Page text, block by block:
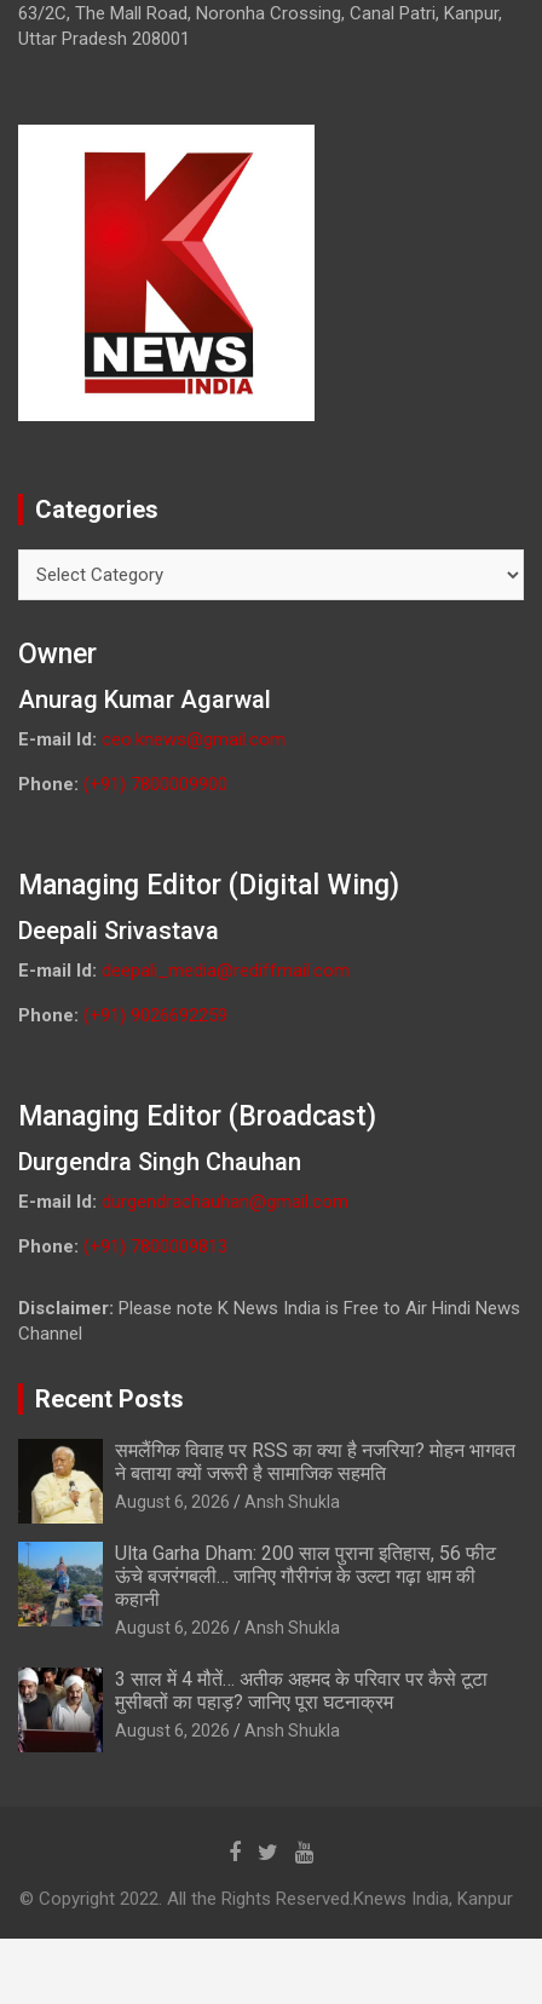
63/2C, The Mall Road, Noronha Crossing, Canal Patri, Kanpur,
Uttar Pradesh 208001
Categories
Owner
Anurag Kumar Agarwal
E-mail Id: ceo.knews@gmail.com
Phone: (+91) 7800009900
Managing Editor (Digital Wing)
Deepali Srivastava
E-mail Id: deepali_media@rediffmail.com
Phone: (+91) 9026692259
Managing Editor (Broadcast)
Durgendra Singh Chauhan
E-mail Id: durgendrachauhan@gmail.com
Phone: (+91) 7800009813
Disclaimer: Please note K News India is Free to Air Hindi News
Channel
Recent Posts
समलैंगिक विवाह पर RSS का क्या है नजरिया? मोहन भागवत
ने बताया क्यों जरूरी है सामाजिक सहमति
August 6, 2026 Ansh Shukla
Ulta Garha Dham: 200 साल पुराना इतिहास, 56 फीट
ऊंचे बजरंगबली… जानिए गौरीगंज के उल्टा गढ़ा धाम की
कहानी
August 6, 2026 Ansh Shukla
3 साल में 4 मौतें… अतीक अहमद के परिवार पर कैसे टूटा
मुसीबतों का पहाड़? जानिए पूरा घटनाक्रम
August 6, 2026 Ansh Shukla
© Copyright 2022. All the Rights Reserved.Knews India, Kanpur